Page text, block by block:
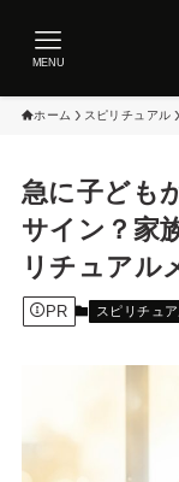
MENU
ホーム スピリチュアル
急に子ども
サイン？家
リチュアル
PR スピリチュ